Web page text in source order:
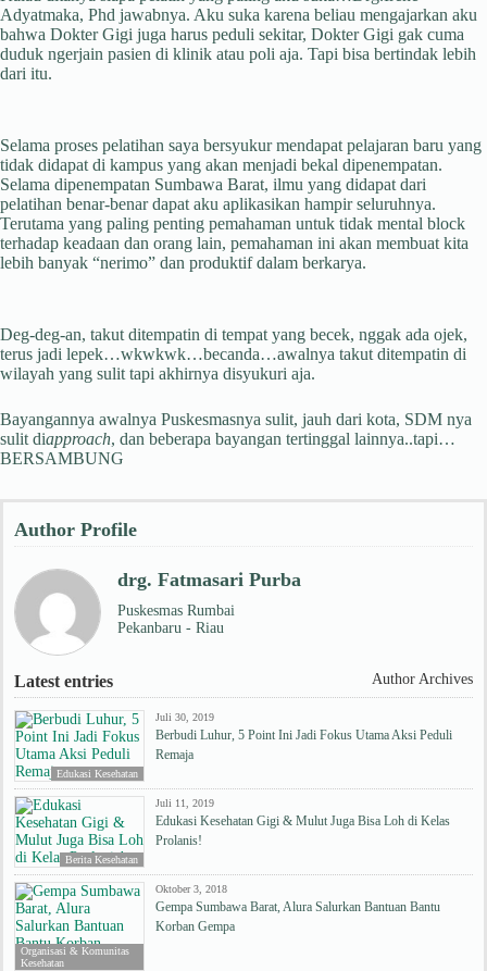
Adyatmaka, Phd jawabnya. Aku suka karena beliau mengajarkan aku
bahwa Dokter Gigi juga harus peduli sekitar, Dokter Gigi gak cuma
duduk ngerjain pasien di klinik atau poli aja. Tapi bisa bertindak lebih
dari itu.
Selama proses pelatihan saya bersyukur mendapat pelajaran baru yang
tidak didapat di kampus yang akan menjadi bekal dipenempatan.
Selama dipenempatan Sumbawa Barat, ilmu yang didapat dari
pelatihan benar-benar dapat aku aplikasikan hampir seluruhnya.
Terutama yang paling penting pemahaman untuk tidak mental block
terhadap keadaan dan orang lain, pemahaman ini akan membuat kita
lebih banyak “nerimo” dan produktif dalam berkarya.
Deg-deg-an, takut ditempatin di tempat yang becek, nggak ada ojek,
terus jadi lepek…wkwkwk…becanda…awalnya takut ditempatin di
wilayah yang sulit tapi akhirnya disyukuri aja.
Bayangannya awalnya Puskesmasnya sulit, jauh dari kota, SDM nya
sulit diapproach, dan beberapa bayangan tertinggal lainnya..tapi…
BERSAMBUNG
Author Profile
drg. Fatmasari Purba
Puskesmas Rumbai
Pekanbaru - Riau
Latest entries Author Archives
Edukasi Kesehatan
Juli 30, 2019
Berbudi Luhur, 5 Point Ini Jadi Fokus Utama Aksi Peduli
Remaja
Berita Kesehatan
Juli 11, 2019
Edukasi Kesehatan Gigi & Mulut Juga Bisa Loh di Kelas
Prolanis!
Organisasi & Komunitas
Kesehatan
Oktober 3, 2018
Gempa Sumbawa Barat, Alura Salurkan Bantuan Bantu
Korban Gempa